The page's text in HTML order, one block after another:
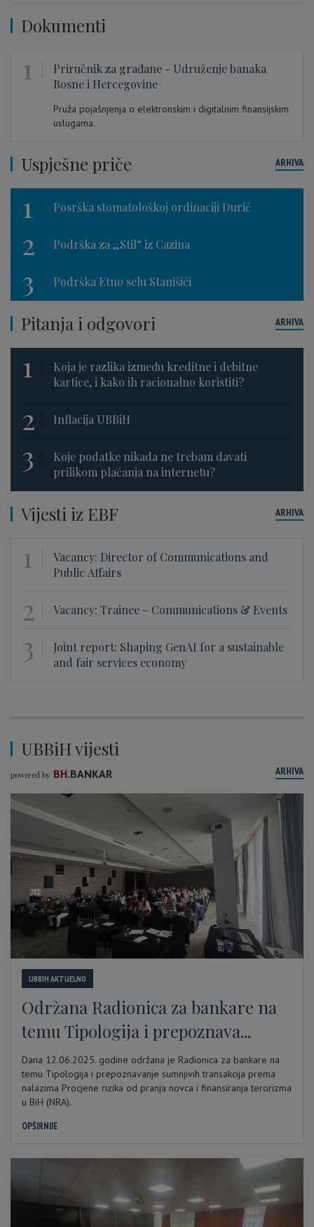
Dokumenti
1
Priručnik za građane - Udruženje banaka
Bosne i Hercegovine
Pruža pojašnjenja o elektronskim i digitalnim finansijskim
uslugama.
Uspješne priče ARHIVA
1 Posrška stomatološkoj ordinaciji Đurić
2 Podrška za „Stil“ iz Cazina
3 Podrška Etno selu Stanišići
Pitanja i odgovori ARHIVA
1
Koja je razlika između kreditne i debitne
kartice, i kako ih racionalno koristiti?
2 Inflacija UBBiH
3
Koje podatke nikada ne trebam davati
prilikom plaćanja na internetu?
Vijesti iz EBF ARHIVA
1
Vacancy: Director of Communications and
Public Affairs
2 Vacancy: Trainee – Communications & Events
3
Joint report: Shaping GenAI for a sustainable
and fair services economy
UBBiH vijesti
powered by BH.BANKAR ARHIVA
UBBIH AKTUELNO
Održana Radionica za bankare na
temu Tipologija i prepoznava...
Dana 12.06.2025. godine održana je Radionica za bankare na
temu Tipologija i prepoznavanje sumnjivih transakcija prema
nalazima Procjene rizika od pranja novca i finansiranja terorizma
u BiH (NRA).
OPŠIRNIJE